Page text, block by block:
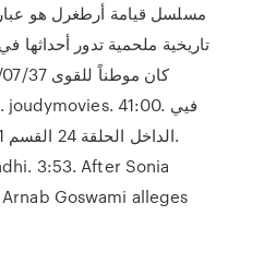
تاريخية ملحمية تدور أحداثها
3:53. After Sonia
Goswami alleges